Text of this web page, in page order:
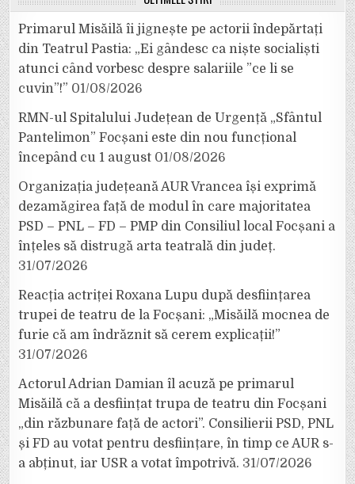
Primarul Misăilă îi jignește pe actorii îndepărtați
din Teatrul Pastia: „Ei gândesc ca niște socialiști
atunci când vorbesc despre salariile ”ce li se
cuvin”!” 01/08/2026
RMN-ul Spitalului Județean de Urgență „Sfântul
Pantelimon” Focșani este din nou funcțional
începând cu 1 august 01/08/2026
Organizația județeană AUR Vrancea își exprimă
dezamăgirea față de modul în care majoritatea
PSD – PNL – FD – PMP din Consiliul local Focșani a
înțeles să distrugă arta teatrală din județ.
31/07/2026
Reacția actriței Roxana Lupu după desființarea
trupei de teatru de la Focșani: „Misăilă mocnea de
furie că am îndrăznit să cerem explicații!”
31/07/2026
Actorul Adrian Damian îl acuză pe primarul
Misăilă că a desființat trupa de teatru din Focșani
„din răzbunare față de actori”. Consilierii PSD, PNL
și FD au votat pentru desființare, în timp ce AUR s-
a abținut, iar USR a votat împotrivă. 31/07/2026